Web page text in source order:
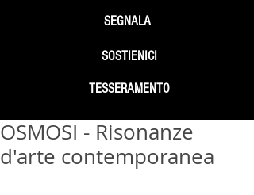
SEGNALA
SOSTIENICI
TESSERAMENTO
OSMOSI - Risonanze
d'arte contemporanea